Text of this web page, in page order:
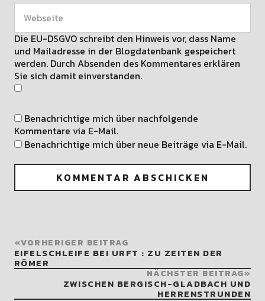
Die EU-DSGVO schreibt den Hinweis vor, dass Name
und Mailadresse in der Blogdatenbank gespeichert
werden. Durch Absenden des Kommentares erklären
Sie sich damit einverstanden.
Benachrichtige mich über nachfolgende
Kommentare via E-Mail.
Benachrichtige mich über neue Beiträge via E-Mail.
VORHERIGER BEITRAG
EIFELSCHLEIFE BEI URFT : ZU ZEITEN DER
RÖMER
NÄCHSTER BEITRAG
ZWISCHEN BERGISCH-GLADBACH UND
HERRENSTRUNDEN